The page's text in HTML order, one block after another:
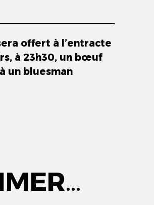
offert à l’entracte
à 23h30, un bœuf
un bluesman